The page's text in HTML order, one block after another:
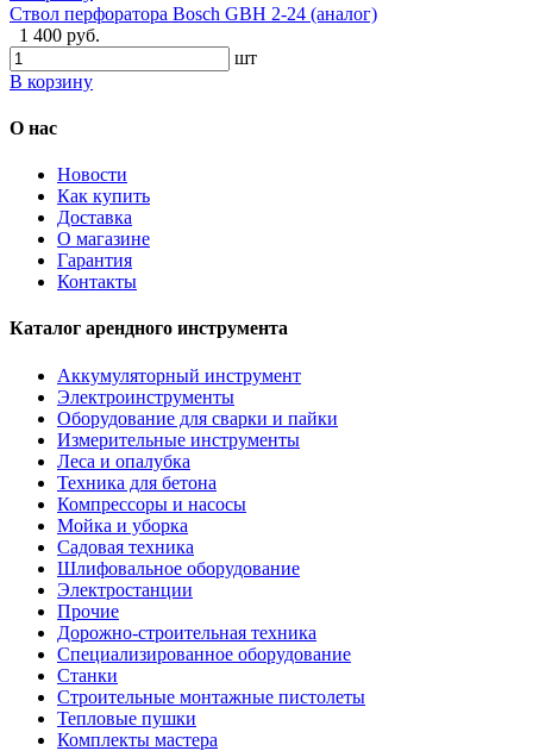
Ствол перфоратора Bosch GBH 2-24 (аналог)
1 400 руб.
шт
В корзину
О нас
Новости
Как купить
Доставка
О магазине
Гарантия
Контакты
Каталог арендного инструмента
Аккумуляторный инструмент
Электроинструменты
Оборудование для сварки и пайки
Измерительные инструменты
Леса и опалубка
Техника для бетона
Компрессоры и насосы
Мойка и уборка
Садовая техника
Шлифовальное оборудование
Электростанции
Прочие
Дорожно-строительная техника
Специализированное оборудование
Станки
Строительные монтажные пистолеты
Тепловые пушки
Комплекты мастера